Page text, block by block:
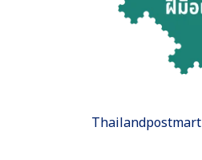
Thailandpostmart